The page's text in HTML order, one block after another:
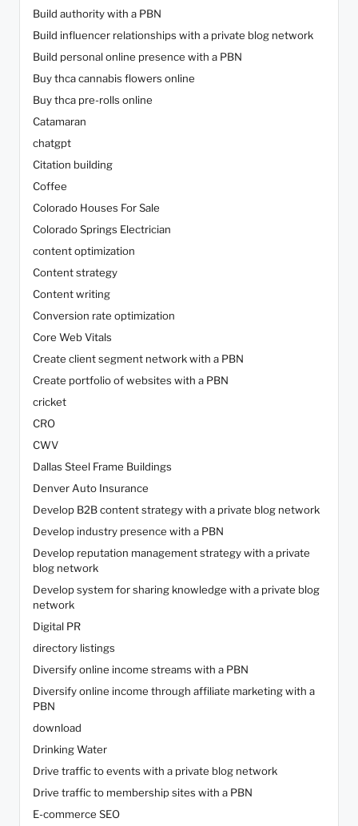
Build authority with a PBN
Build influencer relationships with a private blog network
Build personal online presence with a PBN
Buy thca cannabis flowers online
Buy thca pre-rolls online
Catamaran
chatgpt
Citation building
Coffee
Colorado Houses For Sale
Colorado Springs Electrician
content optimization
Content strategy
Content writing
Conversion rate optimization
Core Web Vitals
Create client segment network with a PBN
Create portfolio of websites with a PBN
cricket
CRO
CWV
Dallas Steel Frame Buildings
Denver Auto Insurance
Develop B2B content strategy with a private blog network
Develop industry presence with a PBN
Develop reputation management strategy with a private
blog network
Develop system for sharing knowledge with a private blog
network
Digital PR
directory listings
Diversify online income streams with a PBN
Diversify online income through affiliate marketing with a
PBN
download
Drinking Water
Drive traffic to events with a private blog network
Drive traffic to membership sites with a PBN
E-commerce SEO